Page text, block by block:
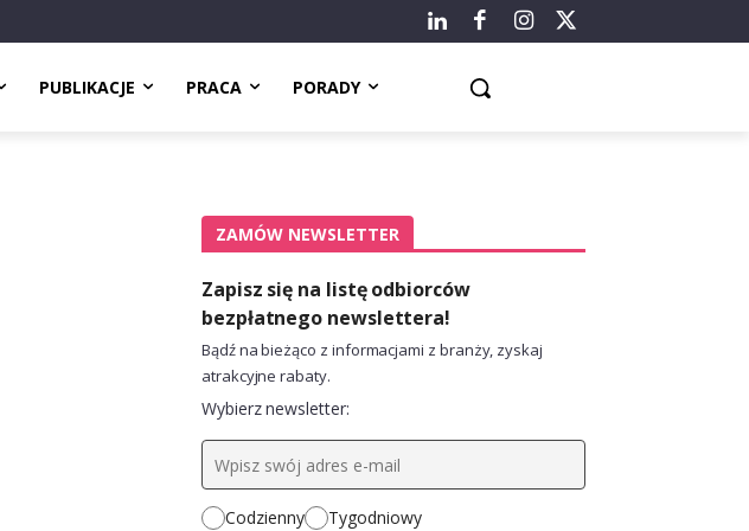
PUBLIKACJE PRACA PORADY
ZAMÓW NEWSLETTER
Zapisz się na listę odbiorców
bezpłatnego newslettera!
Bądź na bieżąco z informacjami z branży, zyskaj
atrakcyjne rabaty.
Wybierz newsletter:
Codzienny Tygodniowy